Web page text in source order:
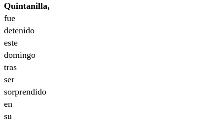
Quintanilla,
fue
detenido
este
domingo
tras
ser
sorprendido
en
su